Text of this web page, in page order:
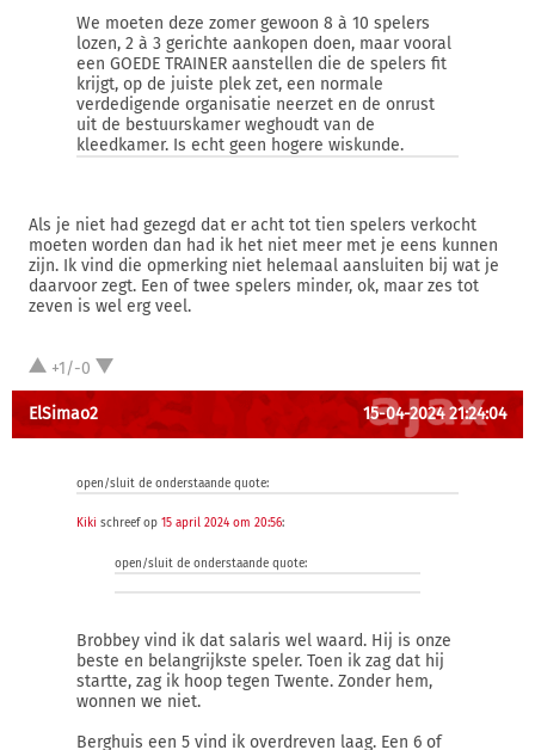
We moeten deze zomer gewoon 8 à 10 spelers
lozen, 2 à 3 gerichte aankopen doen, maar vooral
een GOEDE TRAINER aanstellen die de spelers fit
krijgt, op de juiste plek zet, een normale
verdedigende organisatie neerzet en de onrust
uit de bestuurskamer weghoudt van de
kleedkamer. Is echt geen hogere wiskunde.
Als je niet had gezegd dat er acht tot tien spelers verkocht
moeten worden dan had ik het niet meer met je eens kunnen
zijn. Ik vind die opmerking niet helemaal aansluiten bij wat je
daarvoor zegt. Een of twee spelers minder, ok, maar zes tot
zeven is wel erg veel.
+1/-0
ElSimao2 15-04-2024 21:24:04
open/sluit de onderstaande quote:
Kiki schreef op 15 april 2024 om 20:56:
open/sluit de onderstaande quote:
Brobbey vind ik dat salaris wel waard. Hij is onze
beste en belangrijkste speler. Toen ik zag dat hij
startte, zag ik hoop tegen Twente. Zonder hem,
wonnen we niet.
Berghuis een 5 vind ik overdreven laag. Een 6 of